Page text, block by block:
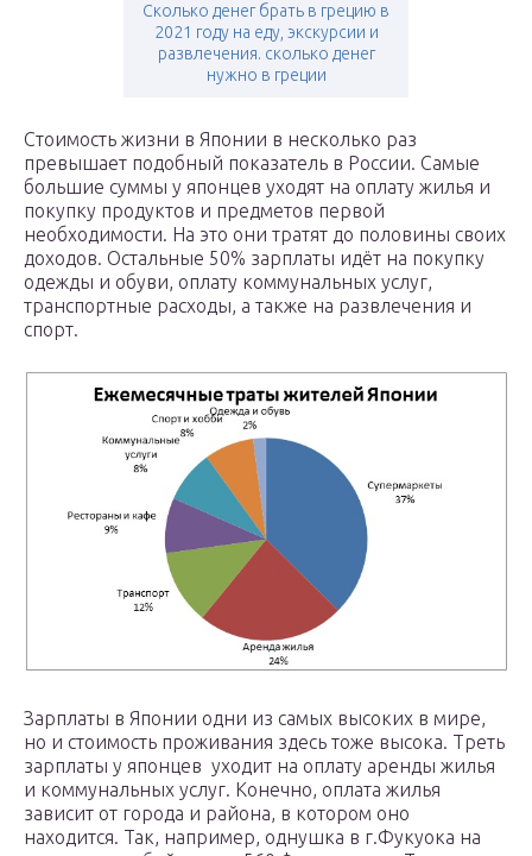
Сколько денег брать в грецию в
2021 году на еду, экскурсии и
развлечения. сколько денег
нужно в греции
Стоимость жизни в Японии в несколько раз
превышает подобный показатель в России. Самые
большие суммы у японцев уходят на оплату жилья и
покупку продуктов и предметов первой
необходимости. На это они тратят до половины своих
доходов. Остальные 50% зарплаты идёт на покупку
одежды и обуви, оплату коммунальных услуг,
транспортные расходы, а также на развлечения и
спорт.
Зарплаты в Японии одни из самых высоких в мире,
но и стоимость проживания здесь тоже высока. Треть
зарплаты у японцев уходит на оплату аренды жилья
и коммунальных услуг. Конечно, оплата жилья
зависит от города и района, в котором оно
находится. Так, например, однушка в г.Фукуока на